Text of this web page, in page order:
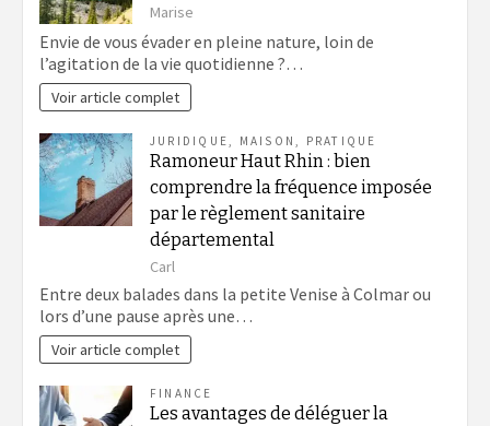
Marise
Envie de vous évader en pleine nature, loin de
l’agitation de la vie quotidienne ?…
Voir article complet
JURIDIQUE, MAISON, PRATIQUE
Ramoneur Haut Rhin : bien
comprendre la fréquence imposée
par le règlement sanitaire
départemental
Carl
Entre deux balades dans la petite Venise à Colmar ou
lors d’une pause après une…
Voir article complet
FINANCE
Les avantages de déléguer la